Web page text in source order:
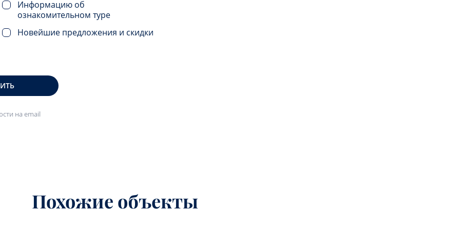
Информацию об
ознакомительном туре
Новейшие предложения и скидки
на email
Похожие объекты